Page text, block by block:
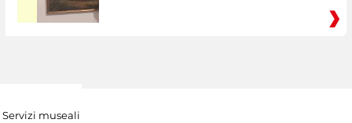
Servizi museali